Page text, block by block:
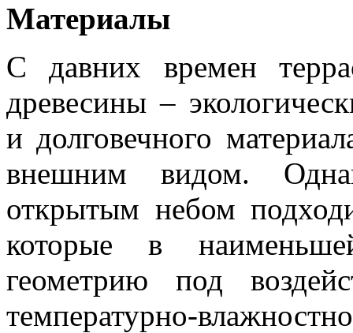
Материалы
С давних времен
древесины –
и долговечного
внешним видом.
открытым небом
которые в
геометрию под
температурно-